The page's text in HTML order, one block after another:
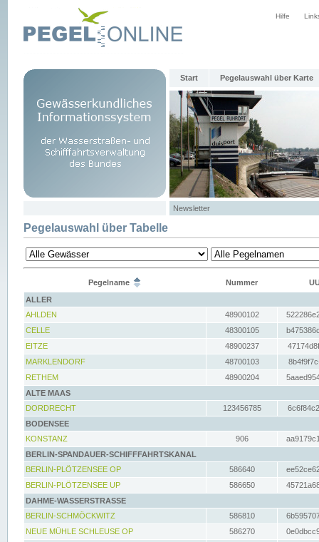
Hilfe
Start Pegelauswahl über Karte
Newsletter
Pegelauswahl über Tabelle
Pegelname Nummer
ALLER
AHLDEN
48900102
CELLE
48300105
EITZE
48900237
MARKLENDORF
48700103
RETHEM
48900204
ALTE MAAS
DORDRECHT
123456785
BODENSEE
KONSTANZ
906
BERLIN-SPANDAUER-SCHIFFFAHRTSKANAL
BERLIN-PLÖTZENSEE OP
586640
BERLIN-PLÖTZENSEE UP
586650
DAHME-WASSERSTRASSE
BERLIN-SCHMÖCKWITZ
586810
NEUE MÜHLE SCHLEUSE OP
586270